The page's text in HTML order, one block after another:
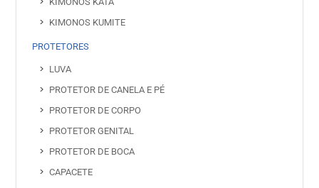
KIMONOS KUMITE
PROTETORES
LUVA
PROTETOR DE CANELA E PÉ
PROTETOR DE CORPO
PROTETOR GENITAL
PROTETOR DE BOCA
CAPACETE